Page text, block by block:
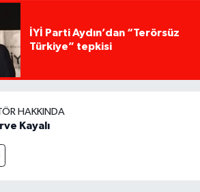
İYİ Parti Aydın’dan “Terörsüz
Türkiye” tepkisi
HAKKINDA
Kayalı